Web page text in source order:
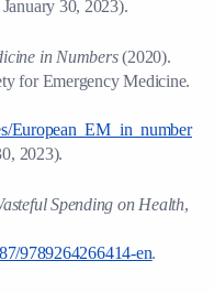
30, 2023).
in Numbers(2020).
for Emergency Medicine.
European_EM_in_number
2023).
Spending on Health,
9789264266414-en.